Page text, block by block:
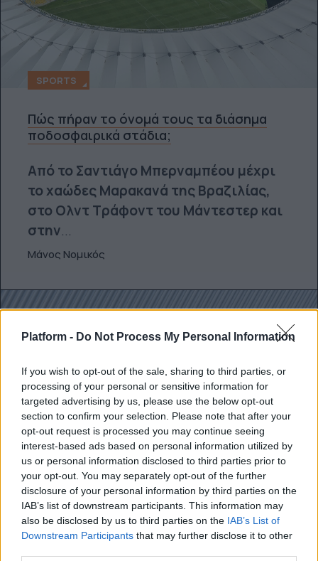
Platform - Do Not Process My Personal Information
If you wish to opt-out of the sale, sharing to third parties, or
processing of your personal or sensitive information for
targeted advertising by us, please use the below opt-out
section to confirm your selection. Please note that after your
opt-out request is processed you may continue seeing
interest-based ads based on personal information utilized by
us or personal information disclosed to third parties prior to
your opt-out. You may separately opt-out of the further
disclosure of your personal information by third parties on the
IAB’s list of downstream participants. This information may
also be disclosed by us to third parties on the IAB’s List of
Downstream Participants that may further disclose it to other
SPORTS
Πώς πήραν το όνομά τους τα διάσημα
ποδοσφαιρικά στάδια;
Από το Σαντιάγο Μπερναμπέου μέχρι
το χαώδες Μαρακανά της Βραζιλίας,
στο Ολντ Τράφοντ του Μάντεστερ και
στην...
Μάνος Νομικός
SPORTS
5 παράγοντες που δεν ήξερες ότι